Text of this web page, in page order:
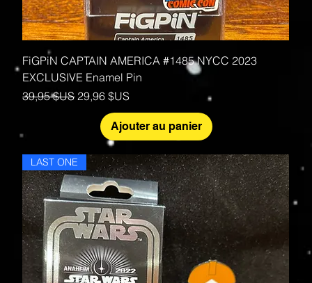
FiGPiN CAPTAIN AMERICA #1485 NYCC 2023
EXCLUSIVE Enamel Pin
Prix original
39,95 $US Prix promotionnel
29,96 $US
Ajouter au panier
LAST ONE